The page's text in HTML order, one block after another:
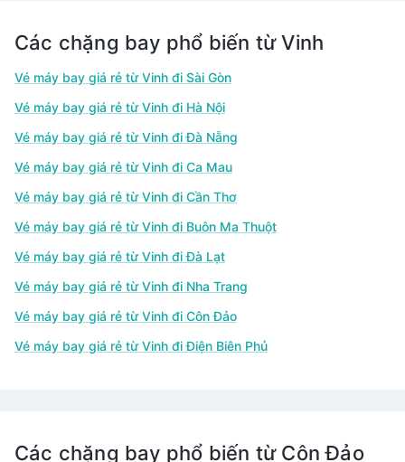
Các chặng bay phổ biến từ Vinh
Vé máy bay giá rẻ từ Vinh đi Sài Gòn
Vé máy bay giá rẻ từ Vinh đi Hà Nội
Vé máy bay giá rẻ từ Vinh đi Đà Nẵng
Vé máy bay giá rẻ từ Vinh đi Ca Mau
Vé máy bay giá rẻ từ Vinh đi Cần Thơ
Vé máy bay giá rẻ từ Vinh đi Buôn Ma Thuột
Vé máy bay giá rẻ từ Vinh đi Đà Lạt
Vé máy bay giá rẻ từ Vinh đi Nha Trang
Vé máy bay giá rẻ từ Vinh đi Côn Đảo
Vé máy bay giá rẻ từ Vinh đi Điện Biên Phủ
Các chặng bay phổ biến từ Côn Đảo